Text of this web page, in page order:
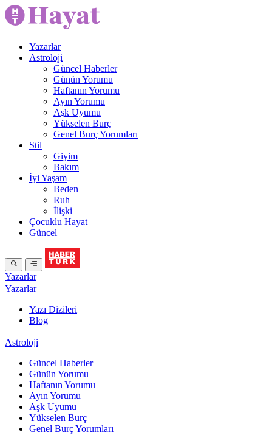
Yazarlar
Astroloji
Güncel Haberler
Günün Yorumu
Haftanın Yorumu
Ayın Yorumu
Aşk Uyumu
Yükselen Burç
Genel Burç Yorumları
Stil
Giyim
Bakım
İyi Yaşam
Beden
Ruh
İlişki
Çocuklu Hayat
Güncel
Yazarlar
Yazarlar
Yazı Dizileri
Blog
Astroloji
Güncel Haberler
Günün Yorumu
Haftanın Yorumu
Ayın Yorumu
Aşk Uyumu
Yükselen Burç
Genel Burç Yorumları